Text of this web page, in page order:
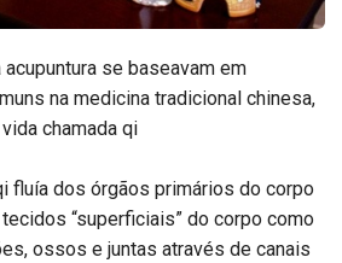
se baseavam em
na medicina tradicional chinesa,
chamada qi
fluía dos órgãos primários do corpo
“superficiais” do corpo como
ossos e juntas através de canais